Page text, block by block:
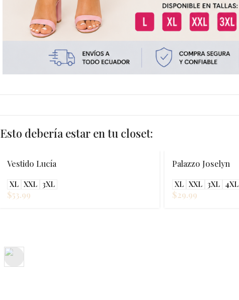
Esto debería estar en tu closet:
Vestido Lucía
XL XXL 3XL
$53.99
Palazzo Joselyn
XL XXL 3XL 4XL
$29.99